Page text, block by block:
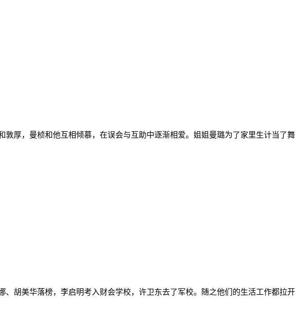
厚，曼桢和他互相倾慕，在误会与互助中逐渐相爱。姐姐曼璐为了家里生计当了舞
胡美华落榜，李启明考入财会学校，许卫东去了军校。随之他们的生活工作都拉开